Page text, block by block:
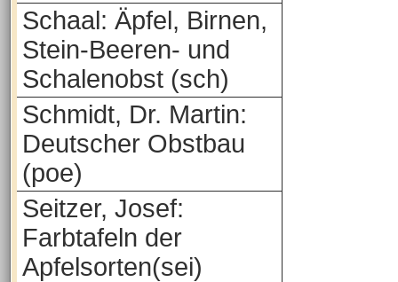
Schaal: Äpfel, Birnen,
Stein-Beeren- und
Schalenobst (sch)
Schmidt, Dr. Martin:
Deutscher Obstbau
(poe)
Seitzer, Josef:
Farbtafeln der
Apfelsorten(sei)